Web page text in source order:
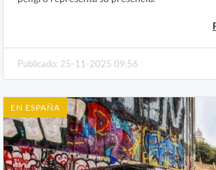
Publicado: 25-11-2025 09:56
EN ESPAÑA